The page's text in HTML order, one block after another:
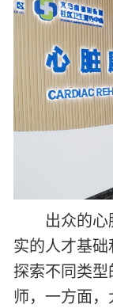
出众的
实的人才基
探索不同类
师，一方面